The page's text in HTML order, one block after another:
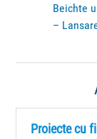
Beichte
–
Proiecte cu